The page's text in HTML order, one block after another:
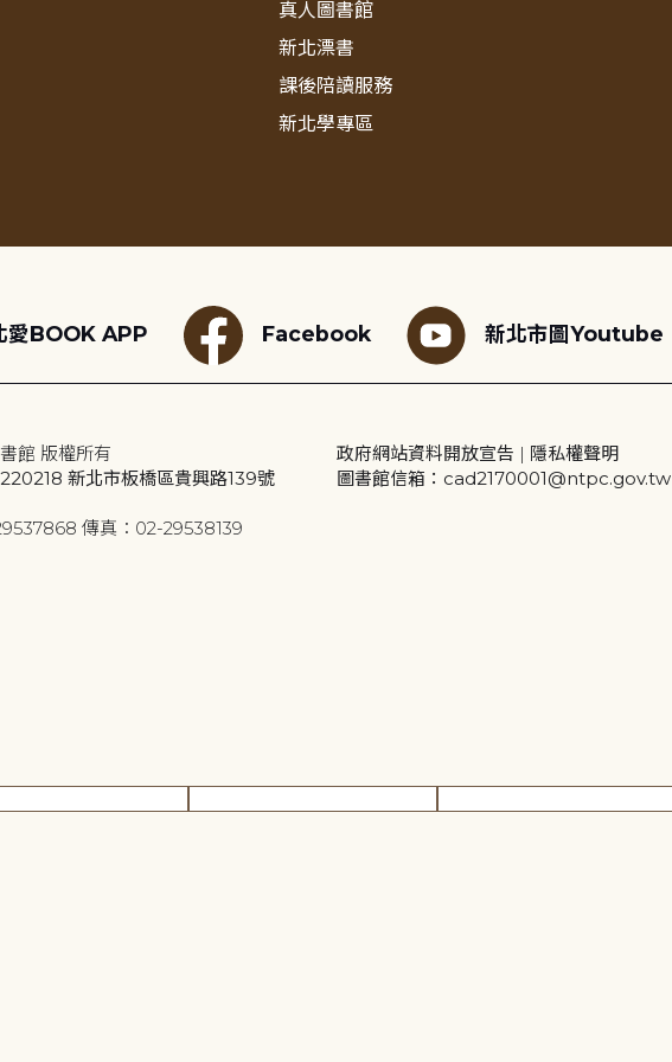
真人圖書館
新北漂書
課後陪讀服務
新北學專區
愛BOOK APP Facebook 新北市圖Youtube
館 版權所有
新北市板橋區貴興路139號
傳真：02-29538139
政府網站資料開放宣告 | 隱私權聲明
圖書館信箱：cad2170001@ntpc.gov.tw